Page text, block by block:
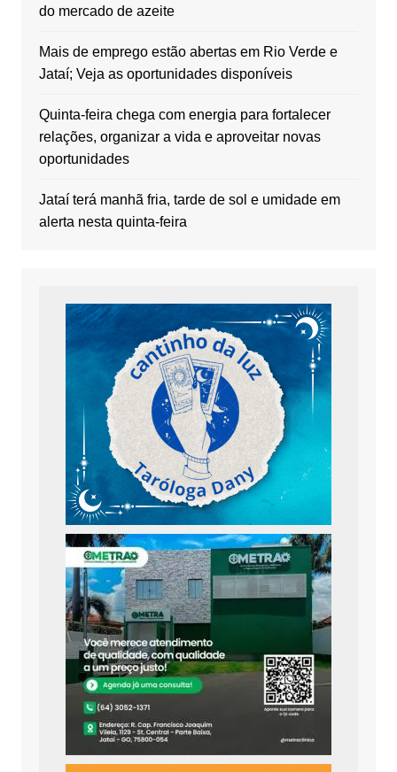
do mercado de azeite
Mais de emprego estão abertas em Rio Verde e
Jataí; Veja as oportunidades disponíveis
Quinta-feira chega com energia para fortalecer
relações, organizar a vida e aproveitar novas
oportunidades
Jataí terá manhã fria, tarde de sol e umidade em
alerta nesta quinta-feira